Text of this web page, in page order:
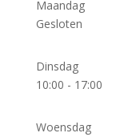
Maandag
Gesloten
Dinsdag
10:00 - 17:00
Woensdag